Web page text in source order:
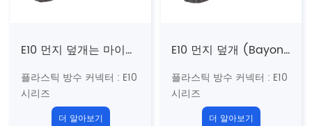
E10 먼지 덮개는 마이크로 USB에 적응합니다 (스레드)
플라스틱 방수 커넥터 : E10
시리즈
5/8 "-27Uns 미국 표준 나
더 알아보기
E10 먼지 덮개 (Bayonet)는 마이크로 USB에 적응합니다
플라스틱 방수 커넥터 : E10
시리즈
5/8 "-27Uns 미국 표준 나
더 알아보기